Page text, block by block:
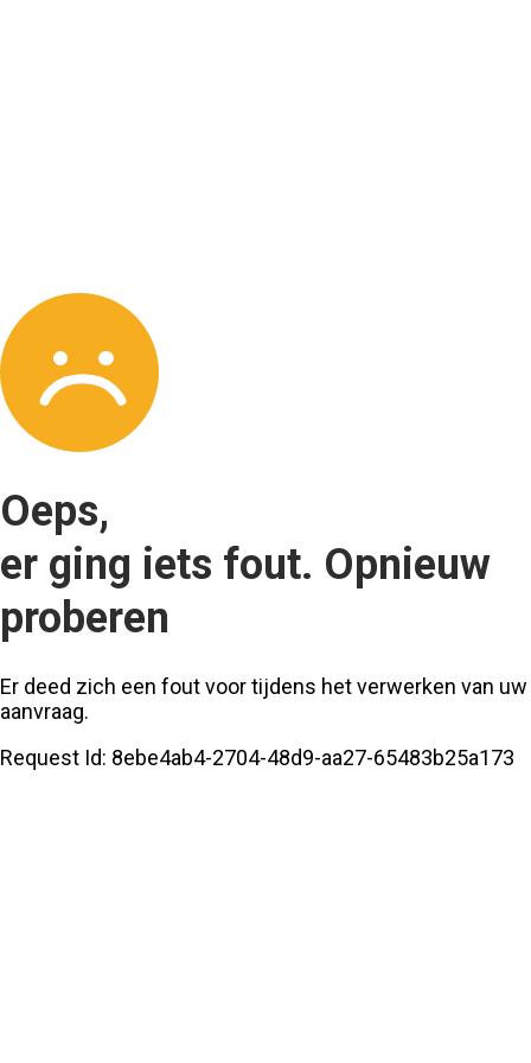
Oeps,
er ging iets fout. Opnieuw
proberen
Er deed zich een fout voor tijdens het verwerken van uw
aanvraag.
Request Id: 8ebe4ab4-2704-48d9-aa27-65483b25a173